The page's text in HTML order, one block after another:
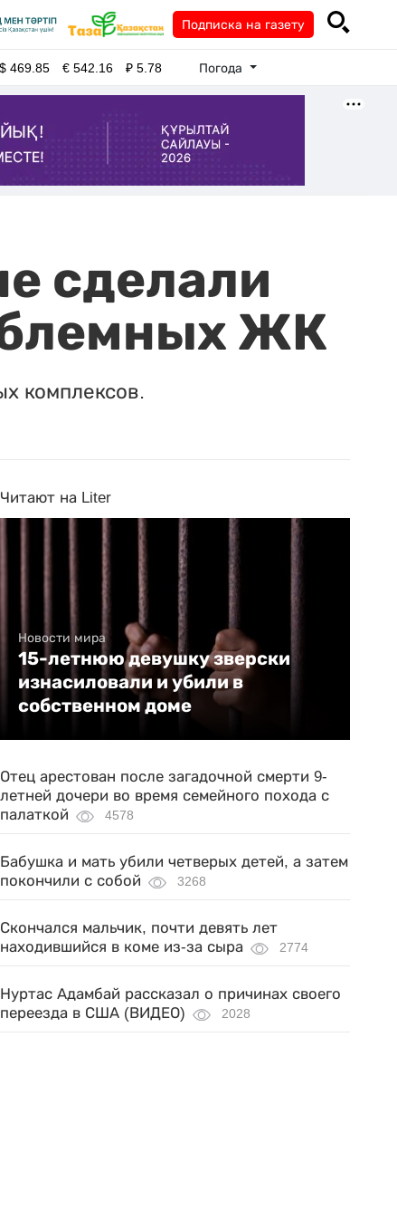
Подписка на газету
$469.85 €542.16 ₽5.78 Погода
сделали
ЖК
комплексов.
Читают на Liter
Новости мира
15-летнюю девушку зверски
изнасиловали и убили в
собственном доме
Отец арестован после загадочной смерти 9-
летней дочери во время семейного похода с
палаткой
4578
Бабушка и мать убили четверых детей, а затем
покончили с собой
3268
Скончался мальчик, почти девять лет
находившийся в коме из-за сыра
2774
Нуртас Адамбай рассказал о причинах своего
переезда в США (ВИДЕО)
2028